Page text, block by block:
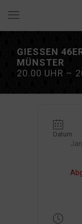
GIESSEN
MÜNSTER
20.00 UHR –
Datum